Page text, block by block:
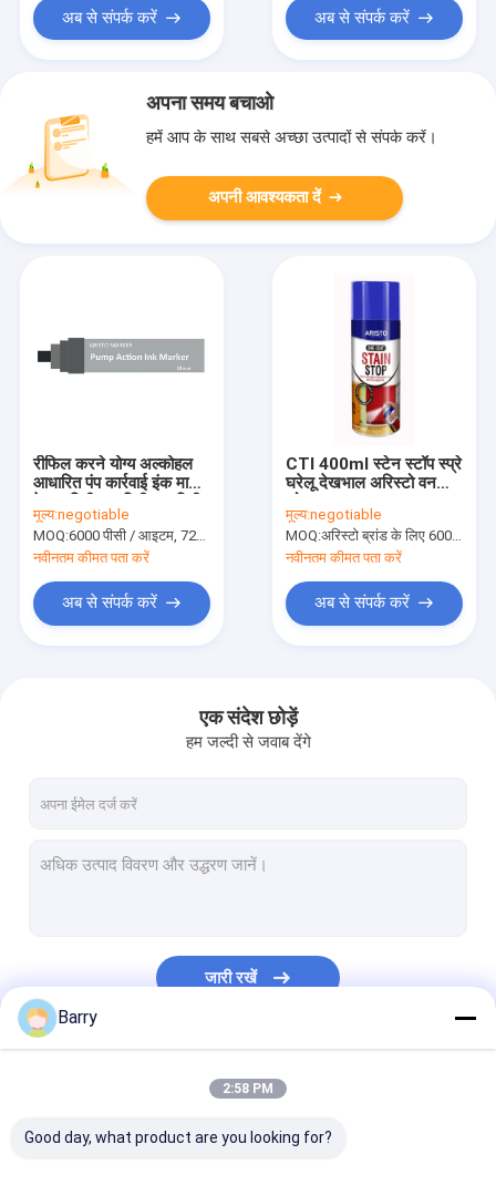
अब से संपर्क करें अब से संपर्क करें
अपना समय बचाओ
हमें आप के साथ सबसे अच्छा उत्पादों से संपर्क करें।
अपनी आवश्यकता दें
रीफिल करने योग्य अल्कोहल
आधारित पंप कार्रवाई इंक मार्कर
चिसील टेप के साथ
मूल्य:negotiable
MOQ:6000 पीसी / आइटम, 720 पीसी / रंग
नवीनतम कीमत पता करें
अब से संपर्क करें
CTI 400ml स्टेन स्टॉप स्प्रे
घरेलू देखभाल अरिस्टो वन
मूल्य:negotiable
MOQ:अरिस्टो ब्रांड के लिए 6000 पीसी, ग्राहक ब्रांड के लिए 15000 पीसी
नवीनतम कीमत पता करें
अब से संपर्क करें
एक संदेश छोड़ें
हम जल्दी से जवाब देंगे
जारी रखें
Barry
2:58 PM
Good day, what product are you looking for?